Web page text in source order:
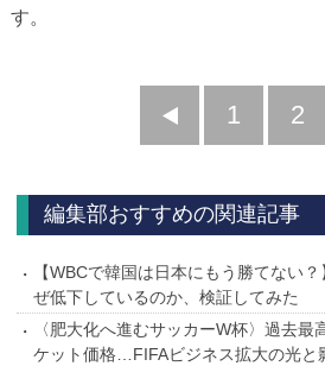
す。
前
1 2
編集部おすすめの関連記事
【WBCで韓国は日本にもう勝てない
ぜ低下しているのか、検証してみた
〈肥大化へ進むサッカーW杯〉過去
ケット価格…FIFAビジネス拡大の光と